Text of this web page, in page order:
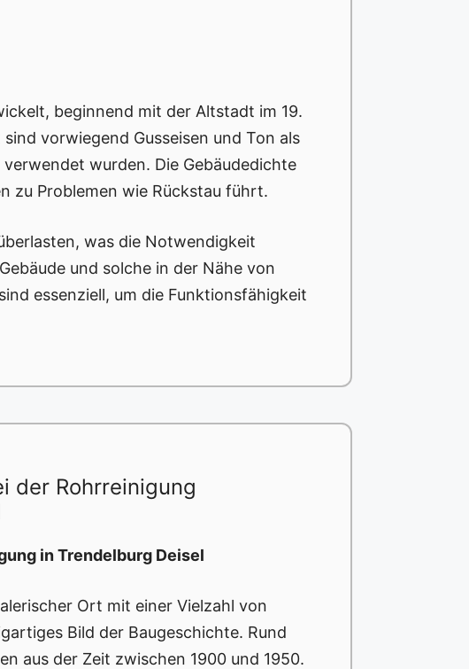
beginnend mit der Altstadt im 19.
vorwiegend Gusseisen und Ton als
wurden. Die Gebäudedichte
zu Problemen wie Rückstau führt.
was die Notwendigkeit
und solche in der Nähe von
essenziell, um die Funktionsfähigkeit
der Rohrreinigung
in Trendelburg Deisel
Ort mit einer Vielzahl von
Bild der Baugeschichte. Rund
aus der Zeit zwischen 1900 und 1950.